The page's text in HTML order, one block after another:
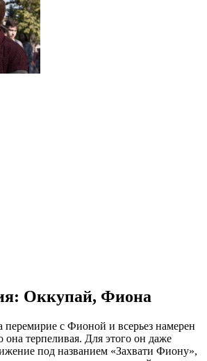
Оккупай, Фиона
перемирие с Фионой и всерьез намерен
она терпеливая. Для этого он даже
под названием «Захвати Фиону»,